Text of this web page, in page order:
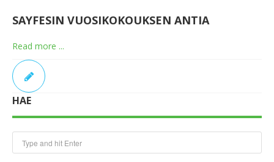
SAYFESIN VUOSIKOKOUKSEN ANTIA
Read more ...
HAE